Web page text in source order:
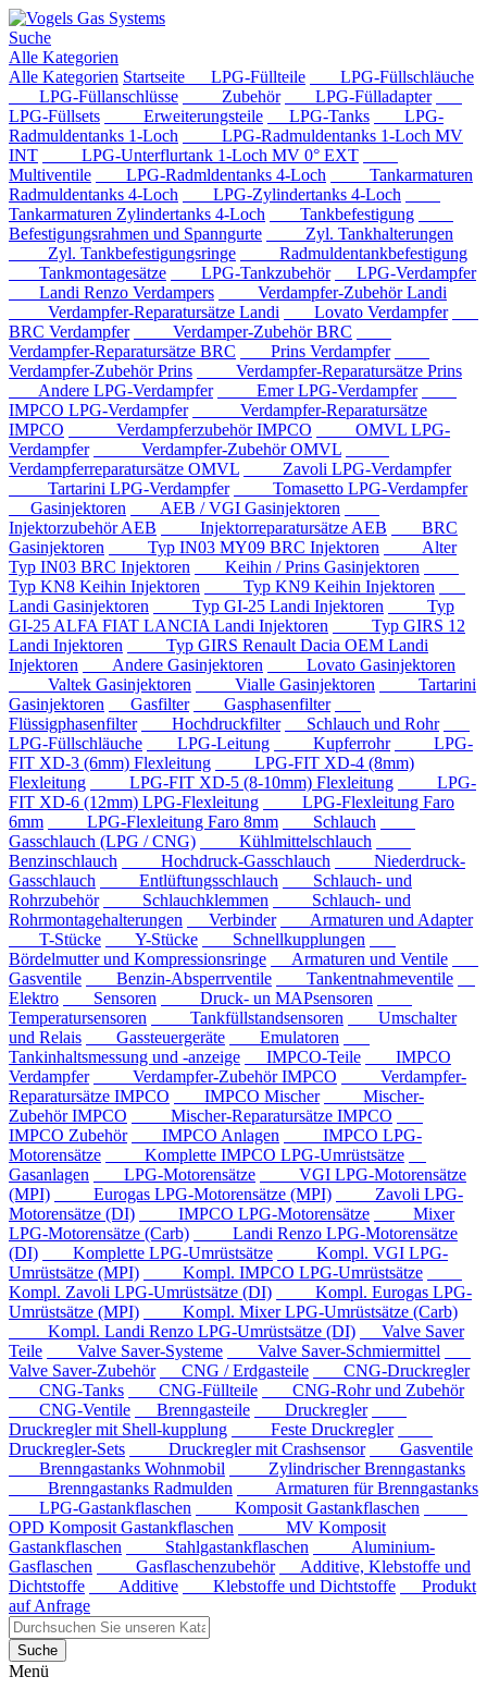
Suche
Alle Kategorien
Alle Kategorien Startseite LPG-Füllteile
LPG-Füllschläuche
LPG-Füllanschlüsse
Zubehör
LPG-Fülladapter
LPG-Füllsets
Erweiterungsteile LPG-Tanks
LPG-
Radmuldentanks 1-Loch
LPG-Radmuldentanks 1-Loch MV
INT
LPG-Unterflurtank 1-Loch MV 0° EXT
Multiventile
LPG-Radmldentanks 4-Loch
Tankarmaturen
Radmuldentanks 4-Loch
LPG-Zylindertanks 4-Loch
Tankarmaturen Zylindertanks 4-Loch
Tankbefestigung
Befestigungsrahmen und Spanngurte
Zyl. Tankhalterungen
Zyl. Tankbefestigungsringe
Radmuldentankbefestigung
Tankmontagesätze
LPG-Tankzubehör
LPG-Verdampfer
Landi Renzo Verdampers
Verdampfer-Zubehör Landi
Verdampfer-Reparatursätze Landi
Lovato Verdampfer
BRC Verdampfer
Verdamper-Zubehör BRC
Verdampfer-Reparatursätze BRC
Prins Verdampfer
Verdampfer-Zubehör Prins
Verdampfer-Reparatursätze Prins
Andere LPG-Verdampfer
Emer LPG-Verdampfer
IMPCO LPG-Verdampfer
Verdampfer-Reparatursätze
IMPCO
Verdampferzubehör IMPCO
OMVL LPG-
Verdampfer
Verdampfer-Zubehör OMVL
Verdampferreparatursätze OMVL
Zavoli LPG-Verdampfer
Tartarini LPG-Verdampfer
Tomasetto LPG-Verdampfer
Gasinjektoren
AEB / VGI Gasinjektoren
Injektorzubehör AEB
Injektorreparatursätze AEB
BRC
Gasinjektoren
Typ IN03 MY09 BRC Injektoren
Alter
Typ IN03 BRC Injektoren
Keihin / Prins Gasinjektoren
Typ KN8 Keihin Injektoren
Typ KN9 Keihin Injektoren
Landi Gasinjektoren
Typ GI-25 Landi Injektoren
Typ
GI-25 ALFA FIAT LANCIA Landi Injektoren
Typ GIRS 12
Landi Injektoren
Typ GIRS Renault Dacia OEM Landi
Injektoren
Andere Gasinjektoren
Lovato Gasinjektoren
Valtek Gasinjektoren
Vialle Gasinjektoren
Tartarini
Gasinjektoren
Gasfilter
Gasphasenfilter
Flüssigphasenfilter
Hochdruckfilter
Schlauch und Rohr
LPG-Füllschläuche
LPG-Leitung Kupferrohr
LPG-
FIT XD-3 (6mm) Flexleitung
LPG-FIT XD-4 (8mm)
Flexleitung
LPG-FIT XD-5 (8-10mm) Flexleitung
LPG-
FIT XD-6 (12mm) LPG-Flexleitung
LPG-Flexleitung Faro
6mm
LPG-Flexleitung Faro 8mm
Schlauch
Gasschlauch (LPG / CNG)
Kühlmittelschlauch
Benzinschlauch
Hochdruck-Gasschlauch
Niederdruck-
Gasschlauch
Entlüftungsschlauch
Schlauch- und
Rohrzubehör
Schlauchklemmen
Schlauch- und
Rohrmontagehalterungen
Verbinder
Armaturen und Adapter
T-Stücke
Y-Stücke
Schnellkupplungen
Bördelmutter und Kompressionsringe
Armaturen und Ventile
Gasventile
Benzin-Absperrventile
Tankentnahmeventile
Elektro
Sensoren
Druck- un MAPsensoren
Temperatursensoren
Tankfüllstandsensoren
Umschalter
und Relais
Gassteuergeräte
Emulatoren
Tankinhaltsmessung und -anzeige
IMPCO-Teile
IMPCO
Verdampfer
Verdampfer-Zubehör IMPCO
Verdampfer-
Reparatursätze IMPCO
IMPCO Mischer
Mischer-
Zubehör IMPCO
Mischer-Reparatursätze IMPCO
IMPCO Zubehör
IMPCO Anlagen
IMPCO LPG-
Motorensätze
Komplette IMPCO LPG-Umrüstsätze
Gasanlagen
LPG-Motorensätze
VGI LPG-Motorensätze
(MPI)
Eurogas LPG-Motorensätze (MPI)
Zavoli LPG-
Motorensätze (DI)
IMPCO LPG-Motorensätze
Mixer
LPG-Motorensätze (Carb)
Landi Renzo LPG-Motorensätze
(DI)
Komplette LPG-Umrüstsätze
Kompl. VGI LPG-
Umrüstsätze (MPI)
Kompl. IMPCO LPG-Umrüstsätze
Kompl. Zavoli LPG-Umrüstsätze (DI)
Kompl. Eurogas LPG-
Umrüstsätze (MPI)
Kompl. Mixer LPG-Umrüstsätze (Carb)
Kompl. Landi Renzo LPG-Umrüstsätze (DI)
Valve Saver
Teile
Valve Saver-Systeme
Valve Saver-Schmiermittel
Valve Saver-Zubehör
CNG / Erdgasteile
CNG-Druckregler
CNG-Tanks
CNG-Füllteile
CNG-Rohr und Zubehör
CNG-Ventile
Brenngasteile
Druckregler
Druckregler mit Shell-kupplung
Feste Druckregler
Druckregler-Sets
Druckregler mit Crashsensor
Gasventile
Brenngastanks Wohnmobil
Zylindrischer Brenngastanks
Brenngastanks Radmulden
Armaturen für Brenngastanks
LPG-Gastankflaschen
Komposit Gastankflaschen
OPD Komposit Gastankflaschen
MV Komposit
Gastankflaschen
Stahlgastankflaschen
Aluminium-
Gasflaschen
Gasflaschenzubehör
Additive, Klebstoffe und
Dichtstoffe
Additive Klebstoffe und Dichtstoffe
Produkt
auf Anfrage
Suche
Menü